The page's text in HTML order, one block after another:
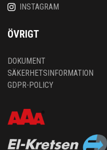
INSTAGRAM
ÖVRIGT
DOKUMENT
SÄKERHETSINFORMATION
GDPR-POLICY